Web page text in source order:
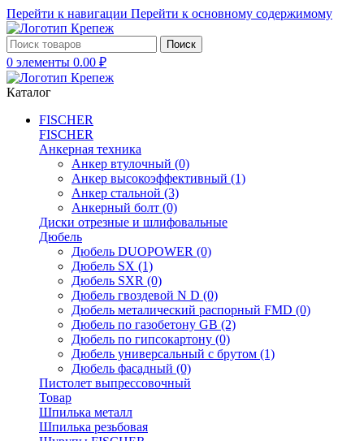
Перейти к навигации Перейти к основному содержимому
Поиск
0 элементы 0.00 ₽
Каталог
FISCHER
FISCHER
Анкерная техника
Анкер втулочный (0)
Анкер высокоэффективный (1)
Анкер стальной (3)
Анкерный болт (0)
Диски отрезные и шлифовальные
Дюбель
Дюбель DUOPOWER (0)
Дюбель SX (1)
Дюбель SXR (0)
Дюбель гвоздевой N D (0)
Дюбель металический распорный FMD (0)
Дюбель по газобетону GB (2)
Дюбель по гипсокартону (0)
Дюбель универсальный с брутом (1)
Дюбель фасадный (0)
Пистолет выпрессовочный
Товар
Шпилька металл
Шпилька резьбовая